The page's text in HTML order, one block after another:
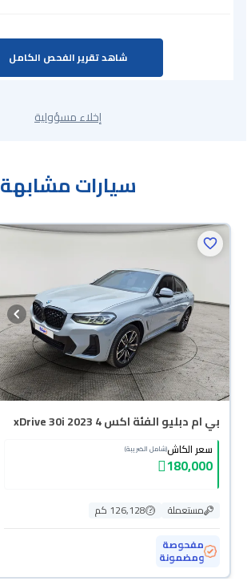
شاهد تقرير الفحص الكامل
إخلاء مسؤولية
سيارات مشابهة
بي ام دبليو الفئة اكس 4 xDrive 30i 2023
سعر الكاش(شامل الضريبة)
180,000
مستعملة
126,128 كم
مفحوصة
ومضمونة